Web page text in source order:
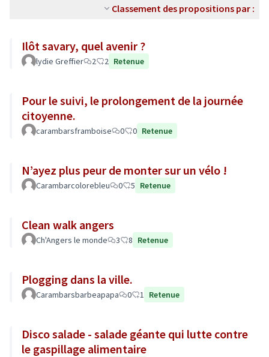
Classement des propositions par :
Ilôt savary, quel avenir ?
lydie Greffier 2 2 Retenue
Pour le suivi, le prolongement de la journée
citoyenne.
carambarsframboise 0 0 Retenue
N’ayez plus peur de monter sur un vélo !
Carambarcolorebleu 0 5 Retenue
Clean walk angers
Ch'Angers le monde 3 8 Retenue
Plogging dans la ville.
Carambarsbarbeapapa 0 1 Retenue
Disco salade - salade géante qui lutte contre
le gaspillage alimentaire